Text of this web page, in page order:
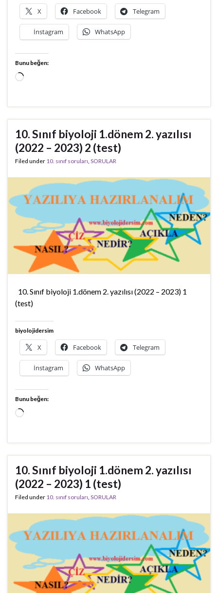
X Facebook Telegram
İnstagram WhatsApp
Bunu beğen:
Yükleniyor...
10. Sınıf biyoloji 1.dönem 2. yazılısı
(2022 – 2023) 2 (test)
Filed under 10. sınıf soruları, SORULAR
10. Sınıf biyoloji 1.dönem 2. yazılısı (2022 – 2023) 1
(test)
biyolojidersim
X Facebook Telegram
İnstagram WhatsApp
Bunu beğen:
Yükleniyor...
10. Sınıf biyoloji 1.dönem 2. yazılısı
(2022 – 2023) 1 (test)
Filed under 10. sınıf soruları SORULAR